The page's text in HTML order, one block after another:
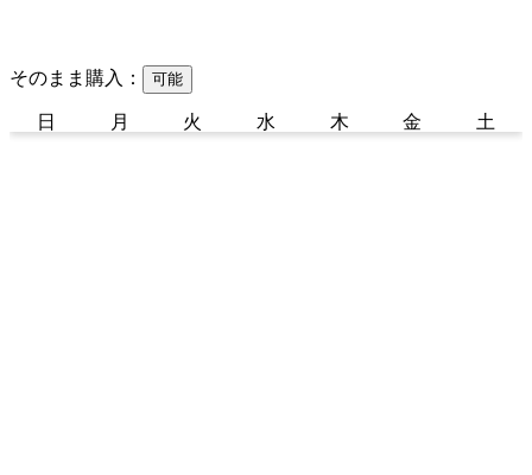
そのまま購入： 可能
日 月 火 水 木 金 土